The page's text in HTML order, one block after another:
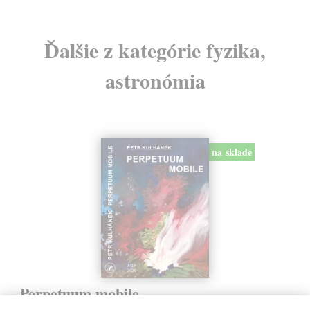
Ďalšie z kategórie fyzika,
astronómia
na sklade
Perpetuum mobile